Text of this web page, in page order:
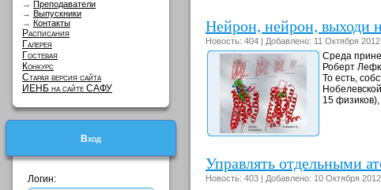
→ Преподаватели
→ Выпускники
→ Контакты
Расписания
Галерея
Гостевая
Конкурс
Старая версия сайта
ИЕНБ на сайте САФУ
Вход
Логин:
Нейрон, нейрон, выходи
Новость: 404 | Добавлено: 11 Октября
Среда
Роберт
То есть,
15
Управлять отдельными
Новость: 403 | Добавлено: 10 Октября